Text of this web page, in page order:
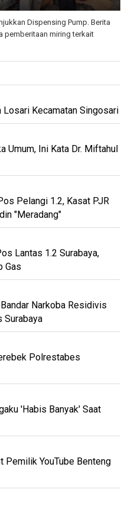
Dispensing Pump. Berita
pemberitaan miring terkait
Losari Kecamatan Singosari
Umum, Ini Kata Dr. Miftahul
Pelangi 1.2, Kasat PJR
"Meradang"
Lantas 1.2 Surabaya,
Gas
Narkoba Residivis
Surabaya
Polrestabes
'Habis Banyak' Saat
Pemilik YouTube Benteng